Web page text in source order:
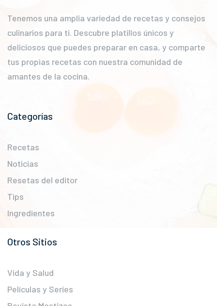
Tenemos una amplia variedad de recetas y consejos
culinarios para ti. Descubre platillos únicos y
deliciosos que puedes preparar en casa, y comparte
tus propias recetas con nuestra comunidad de
amantes de la cocina.
Categorías
Recetas
Noticias
Resetas del editor
Tips
Ingredientes
Otros Sitios
Vida y Salud
Películas y Series